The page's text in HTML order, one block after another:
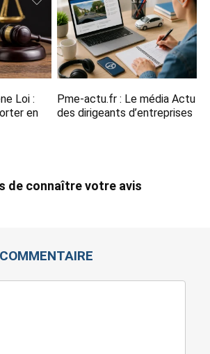
Loi :
en
Pme-actu.fr​ : Le média Actu
des dirigeants d’entreprises
de connaître votre avis